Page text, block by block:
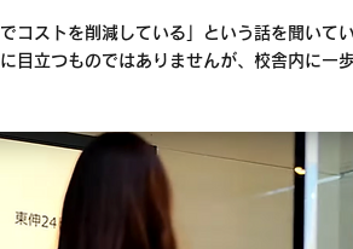
コストを削減している」という話を聞い
目立つものではありませんが、校舎内に一